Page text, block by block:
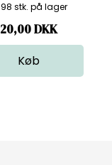
98 stk. på lager
20,00DKK